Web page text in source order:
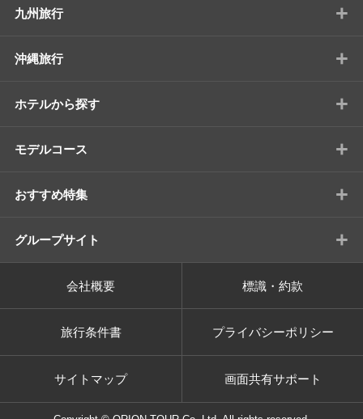
九州旅行 +
沖縄旅行 +
ホテルから探す +
モデルコース +
おすすめ特集 +
グループサイト +
会社概要 標識・約款
旅行条件書 プライバシーポリシー
サイトマップ 画面共有サポート